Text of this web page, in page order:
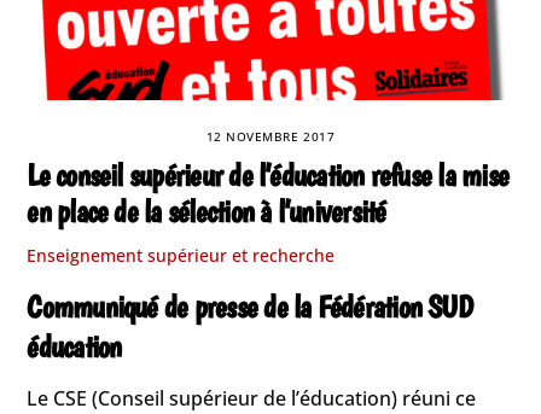
12 NOVEMBRE 2017
Le conseil supérieur de l’éducation refuse la mise
en place de la sélection à l’université
Enseignement supérieur et recherche
Communiqué de presse de la Fédération SUD
éducation
Le CSE (Conseil supérieur de l’éducation) réuni ce